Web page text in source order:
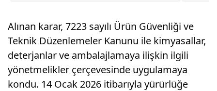
Alınan karar, 7223 sayılı Ürün Güvenliği ve
Teknik Düzenlemeler Kanunu ile kimyasallar,
deterjanlar ve ambalajlamaya ilişkin ilgili
yönetmelikler çerçevesinde uygulamaya
kondu. 14 Ocak 2026 itibarıyla yürürlüğe